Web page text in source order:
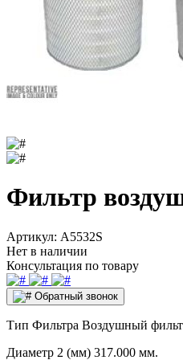
Фильтр
Артикул: A5532S
Нет в наличии
Консультация по товару
Обратный звонок
Тип Фильтра Воздушный
Диаметр 2 (мм) 317.000 мм.